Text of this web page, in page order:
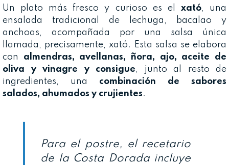
Un plato más fresco y curioso es el xató, una
ensalada tradicional de lechuga, bacalao y
anchoas, acompañada por una salsa única
llamada, precisamente, xató. Esta salsa se elabora
con almendras, avellanas, ñora, ajo, aceite de
oliva y vinagre y consigue, junto al resto de
ingredientes, una combinación de sabores
salados, ahumados y crujientes.
Para el postre, el recetario
de la Costa Dorada incluye